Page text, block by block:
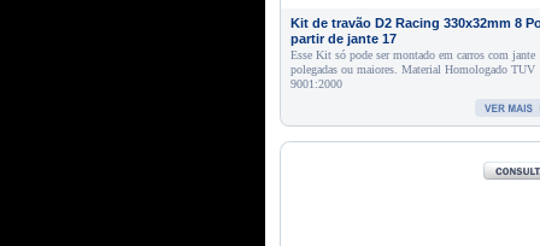
Kit de travão D2 Racing 330x32mm 8
partir de jante 17
Esse Kit só pode ser montado em carros com jante
polegadas ou maiores. Material Homologado TUV
9001:2000